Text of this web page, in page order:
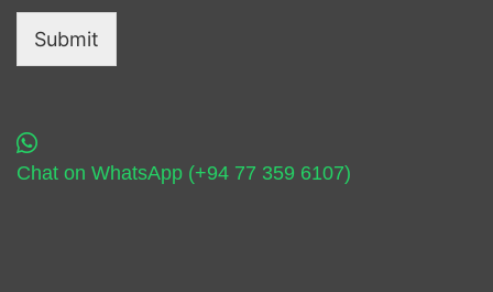
Submit
Chat on WhatsApp (+94 77 359 6107)